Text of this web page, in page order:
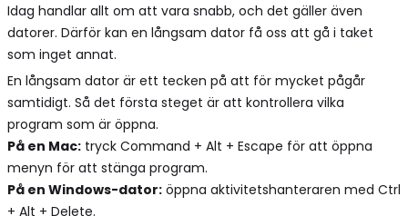
Idag handlar allt om att vara snabb, och det gäller även
datorer. Därför kan en långsam dator få oss att gå i taket
som inget annat.
En långsam dator är ett tecken på att för mycket pågår
samtidigt. Så det första steget är att kontrollera vilka
program som är öppna.
På en Mac: tryck Command + Alt + Escape för att öppna
menyn för att stänga program.
På en Windows-dator: öppna aktivitetshanteraren med Ctrl
+ Alt + Delete.